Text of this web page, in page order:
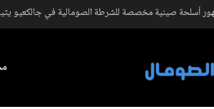
أسلحة صينية مخصصة للشرطة الصومالية في جالكعيو